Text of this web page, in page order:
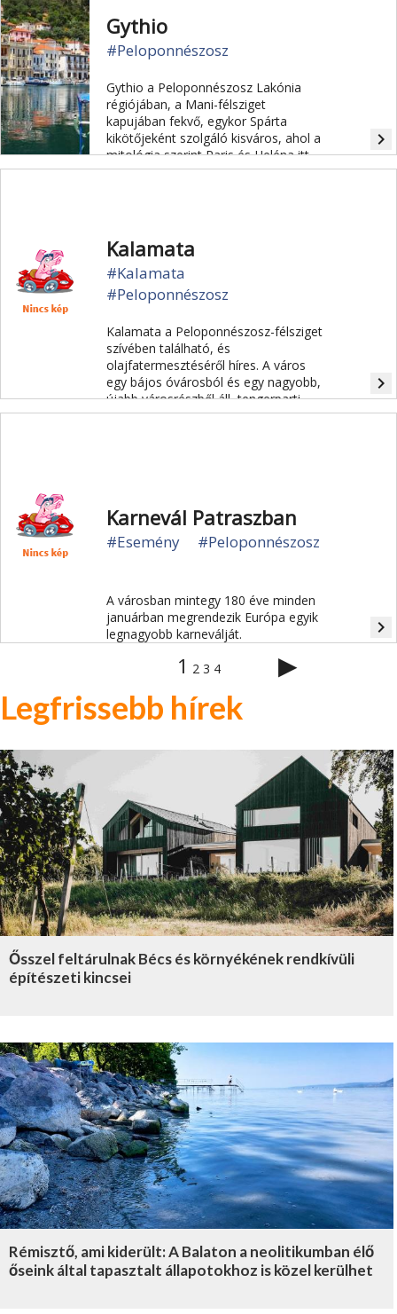
Gythio
#Peloponnészosz
Gythio a Peloponnészosz Lakónia
régiójában, a Mani-félsziget
kapujában fekvő, egykor Spárta
kikötőjeként szolgáló kisváros, ahol a
mitológia szerint Paris és Heléna itt
töltötték első szerelmes éjszakájukat.
navigate_next
Kalamata
#Kalamata
#Peloponnészosz
Kalamata a Peloponnészosz-félsziget
szívében található, és
olajfatermesztéséről híres. A város
egy bájos óvárosból és egy nagyobb,
újabb városrészből áll, tengerparti
sétánnyal.
navigate_next
Karnevál Patraszban
#Esemény #Peloponnészosz
A városban mintegy 180 éve minden
januárban megrendezik Európa egyik
legnagyobb karneválját.
navigate_next
1 2 3 4 ▶
Legfrissebb hírek
Ősszel feltárulnak Bécs és környékének rendkívüli
építészeti kincsei
Rémisztő, ami kiderült: A Balaton a neolitikumban élő
őseink által tapasztalt állapotokhoz is közel kerülhet